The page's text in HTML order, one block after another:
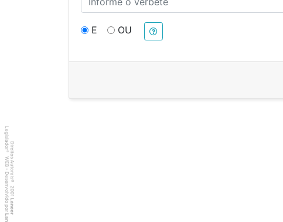
E OU
Direitos Autorais
©
2001
Lancer
Legislador
®
WEB - Desenvolvido por